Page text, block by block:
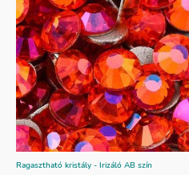
Ragasztható kristály - Irizáló AB szín